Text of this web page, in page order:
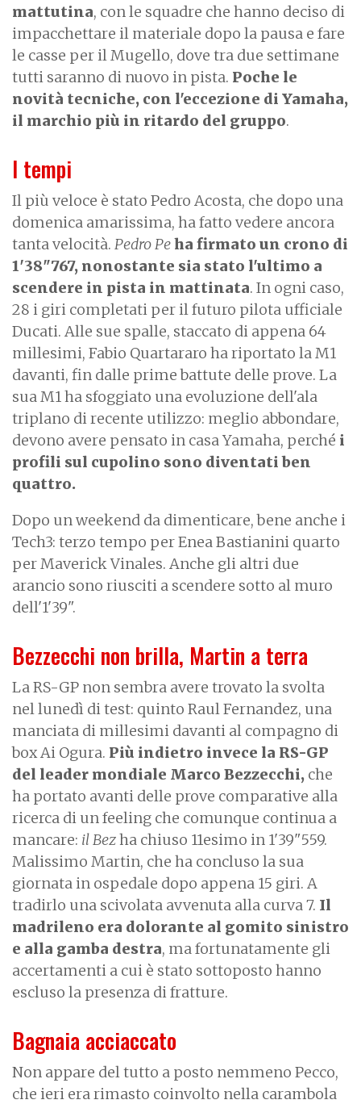
mattutina, con le squadre che hanno deciso di
impacchettare il materiale dopo la pausa e fare
le casse per il Mugello, dove tra due settimane
tutti saranno di nuovo in pista. Poche le
novità tecniche, con l'eccezione di Yamaha,
il marchio più in ritardo del gruppo.
I tempi
Il più veloce è stato Pedro Acosta, che dopo una
domenica amarissima, ha fatto vedere ancora
tanta velocità. Pedro Peha firmato un crono di
1'38"767, nonostante sia stato l'ultimo a
scendere in pista in mattinata. In ogni caso,
28 i giri completati per il futuro pilota ufficiale
Ducati. Alle sue spalle, staccato di appena 64
millesimi, Fabio Quartararo ha riportato la M1
davanti, fin dalle prime battute delle prove. La
sua M1 ha sfoggiato una evoluzione dell'ala
triplano di recente utilizzo: meglio abbondare,
devono avere pensato in casa Yamaha, perché i
profili sul cupolino sono diventati ben
quattro.
Dopo un weekend da dimenticare, bene anche i
Tech3: terzo tempo per Enea Bastianini quarto
per Maverick Vinales. Anche gli altri due
arancio sono riusciti a scendere sotto al muro
dell'1'39".
Bezzecchi non brilla, Martin a terra
La RS-GP non sembra avere trovato la svolta
nel lunedì di test: quinto Raul Fernandez, una
manciata di millesimi davanti al compagno di
box Ai Ogura. Più indietro invece la RS-GP
del leader mondiale Marco Bezzecchi, che
ha portato avanti delle prove comparative alla
ricerca di un feeling che comunque continua a
mancare: il Bezha chiuso 11esimo in 1'39"559.
Malissimo Martin, che ha concluso la sua
giornata in ospedale dopo appena 15 giri. A
tradirlo una scivolata avvenuta alla curva 7. Il
madrileno era dolorante al gomito sinistro
e alla gamba destra, ma fortunatamente gli
accertamenti a cui è stato sottoposto hanno
escluso la presenza di fratture.
Bagnaia acciaccato
Non appare del tutto a posto nemmeno Pecco,
che ieri era rimasto coinvolto nella carambola